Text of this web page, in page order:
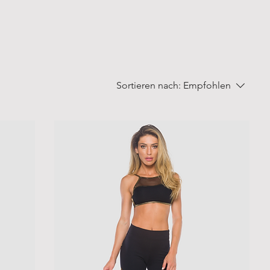
Sortieren nach: Empfohlen